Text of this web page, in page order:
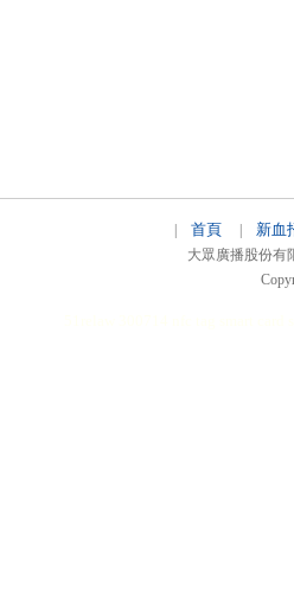
首頁 新血
大眾廣播股份有